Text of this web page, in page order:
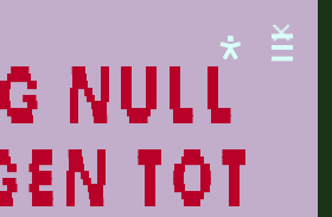
null
tot